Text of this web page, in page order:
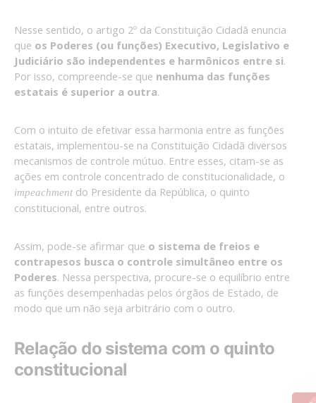
Nesse sentido, o artigo 2º da Constituição Cidadã enuncia
que os Poderes (ou funções) Executivo, Legislativo e
Judiciário são independentes e harmônicos entre si.
Por isso, compreende-se que nenhuma das funções
estatais é superior a outra.
Com o intuito de efetivar essa harmonia entre as funções
estatais, implementou-se na Constituição Cidadã diversos
mecanismos de controle mútuo. Entre esses, citam-se as
ações em controle concentrado de constitucionalidade, o
impeachment do Presidente da República, o quinto
constitucional, entre outros.
Assim, pode-se afirmar que o sistema de freios e
contrapesos busca o controle simultâneo entre os
Poderes. Nessa perspectiva, procure-se o equilíbrio entre
as funções desempenhadas pelos órgãos de Estado, de
modo que um não seja arbitrário com o outro.
Relação do sistema com o quinto
constitucional